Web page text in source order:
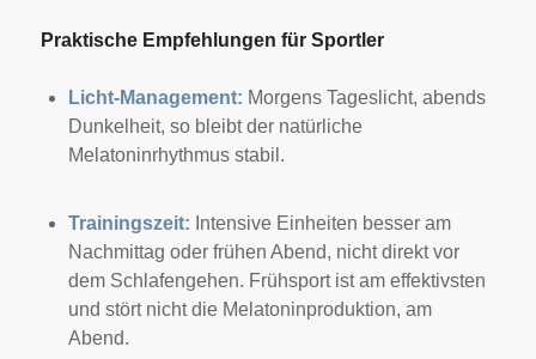
Praktische Empfehlungen für Sportler
Licht-Management: Morgens Tageslicht, abends
Dunkelheit, so bleibt der natürliche
Melatoninrhythmus stabil.
Trainingszeit: Intensive Einheiten besser am
Nachmittag oder frühen Abend, nicht direkt vor
dem Schlafengehen. Frühsport ist am effektivsten
und stört nicht die Melatoninproduktion, am
Abend.